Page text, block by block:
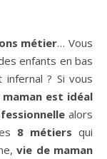
métier… Vous
enfants en bas
? Si vous
est idéal
alors
8 métiers qui
vie de maman